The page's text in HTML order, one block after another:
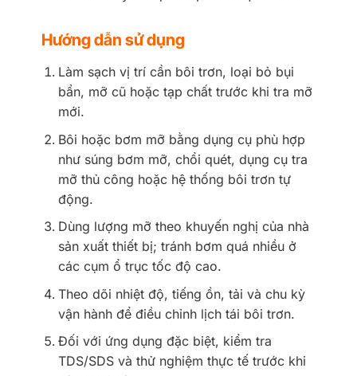
Hướng dẫn sử dụng
Làm sạch vị trí cần bôi trơn, loại bỏ bụi
bẩn, mỡ cũ hoặc tạp chất trước khi tra mỡ
mới.
Bôi hoặc bơm mỡ bằng dụng cụ phù hợp
như súng bơm mỡ, chổi quét, dụng cụ tra
mỡ thủ công hoặc hệ thống bôi trơn tự
động.
Dùng lượng mỡ theo khuyến nghị của nhà
sản xuất thiết bị; tránh bơm quá nhiều ở
các cụm ổ trục tốc độ cao.
Theo dõi nhiệt độ, tiếng ồn, tải và chu kỳ
vận hành để điều chỉnh lịch tái bôi trơn.
Đối với ứng dụng đặc biệt, kiểm tra
TDS/SDS và thử nghiệm thực tế trước khi